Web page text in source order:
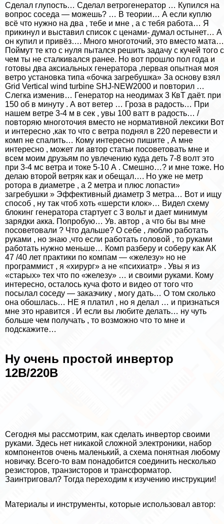
Сделал глупость… Сделал ветрогенератор … Купился на
вопрос соседа — можешь? … В теории… А если куплю
всё что нужно на два , тебе и мне , а с тебя работа… Я
прикинул и выставил список с ценами- думал остынет… А
он купил и привёз…. Много многоточий, это вместо мата…
Поймут те кто с нуля пытался решить задачу с кучей того с
чем ты не сталкивался ранее. Но вот прошло пол года и
готовы два аксиальных генератора ,первая опытная моя
ветро установка типа «бочка загребушка» За основу взял
Grid Vertical wind turbine SHJ-NEW2000 и повторил …
Слегка изменив… Генератор на неодимах 3 КвТ даёт. при
150 об в минуту . А вот ветер … Гроза в радость… При
нашем ветре 3-4 м в сек , увы 100 ватт в радость… /
повторяю многоточия вместо не нормативной лексики Вот
и интересно ,как то что с ветра поднял в 220 перевести и
комп не спалить… Кому интересно пишите , А мне
интересно , может ли автор статьи посоветовать мне и
всем моим друзьям по увлечению куда деть 7-8 волт это
при 3-4 мс ветра и токе 5-10 А . Смешно…? и мне тоже. Но
делаю второй ветряк как и обещал…. Но уже не метр
ротора в диаметре , а 2 метра и плюс лопасти»
загребушки » Эффективный диаметр 3 метра… Вот и ищу
способ , ну так чтоб хоть «шерсти клок»… Видел схему
блокинг генератора стартует с 3 вольт и дает минимум
зарядки акка. Попробую… Ув. автор , а что бы вы мне
посоветовали ? Что дальше? О себе , люблю работать
руками , но знаю ,что если работать головой , то руками
работать нужно меньше… Комп разберу и соберу как АК
47 /40 лет пpaктики по компам — «железу» но не
программист , я «хирург» а не «психиатр» . Увы я из
«старых» тех что по «железу» … и своими руками. Кому
интересно, осталось куча фото и видео от того что
посылал соседу — заказчику , могу дать… О том сколько
она обошлась… НЕ я платил , но я делал … и признаться
мне это нравится . И если вы любите делать… ну чуть
больше чем получать , то возможно что то мне и
подскажите…
Ну очень простой инвертор
12В/220В
Сегодня мы рассмотрим, как сделать инвертор своими
руками. Здесь нет никакой сложной электроники, набор
компонентов очень маленький, а схема понятная любому
новичку. Всего-то вам понадобится соединить несколько
резисторов, транзисторов и трaнcформатор.
Заинтриговал? Тогда переходим к изучению инструкции!
Материалы и инструменты, которые использовал автор: